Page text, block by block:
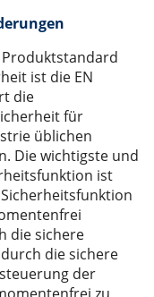
ist die EN
die
für
üblichen
Die wichtigste und
ist
Sicherheitsfunktion
die sichere
die sichere
der